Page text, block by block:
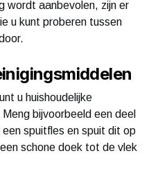
wordt aanbevolen, zijn er
u kunt proberen tussen
u huishoudelijke
bijvoorbeeld een deel
spuitfles en spuit dit op
schone doek tot de vlek